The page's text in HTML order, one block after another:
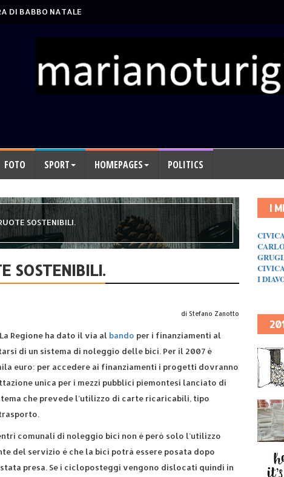
DI BABBO NATALE
FOTO SPORT HOMEPAGES POLITICS
SOSTENIBILI.
SOSTENIBILI.
di Stefano Zanotto
Regione ha dato il via al bando per i finanziamenti al
di un sistema di noleggio delle bici. Per il 2007 è
euro: per accedere ai finanziamenti i progetti dovranno
unica per i mezzi pubblici piemontesi lanciato di
che prevede l’utilizzo di carte ricaricabili, tipo
comunali di noleggio bici non è però solo l’utilizzo
del servizio è che la bici potrà essere posata dopo
presa. Se i cicloposteggi vengono dislocati quindi in
I
I